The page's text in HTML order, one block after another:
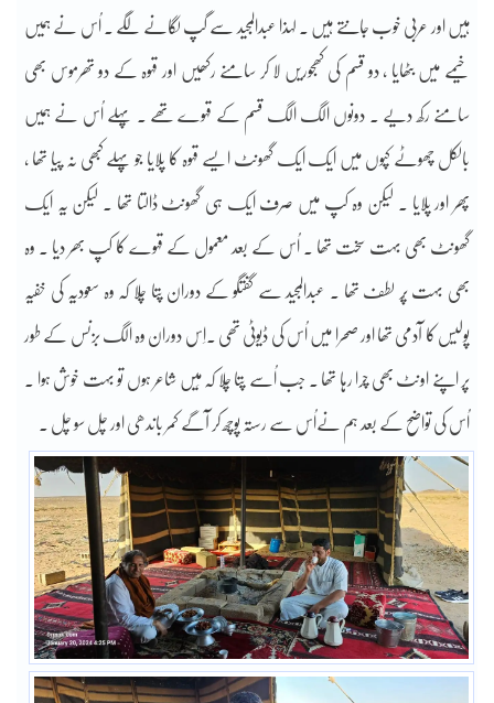
ہیں اور عربی خوب جانتے ہیں ۔ لہذا عبدالمجید سے گپ لگانے لگے ۔ اُس نے ہمیں
خیمے میں بٹھایا ، دو قسم کی کھجوریں لا کر سامنے رکھیں اور قہوہ کے دو تھرموس بھی
سامنے رکھ دیے ۔ دونوں الگ الگ قسم کے قہوے تھے ۔ پہلے اُس نے ہمیں
بالکل چھوٹے کپوں میں ایک ایک گھونٹ ایسے قہوہ کا پلایا جو پہلے کبھی نہ پیا تھا ،
پھر اور پلایا ۔ لیکن وہ کپ میں صرف ایک ہی گھونٹ ڈالتا تھا ۔ لیکن یہ ایک
گھونٹ بھی بہت سخت تھا ۔ اُس کے بعد معمول کے قہوے کا کپ بھر دیا ۔ وہ
بھی بہت پُر لطف تھا ۔ عبدالمجید سے گفتگو کے دوران پتا چلا کہ وہ سعودیہ کی خفیہ
پولیس کا آدمی تھا اور صحرا میں اُس کی ڈیوٹی تھی ۔اِس دوران وہ الگ بزنس کے طور
پر اپنے اونٹ بھی چرا رہا تھا ۔ جب اُسے پتا چلا کہ مَیں شاعر ہوں تو بہت خوش ہوا ۔
اُس کی تواضح کے بعد ہم نےاُس سے رستہ پوچھ کر آگے کمر باندھی اور چل سو چل ۔